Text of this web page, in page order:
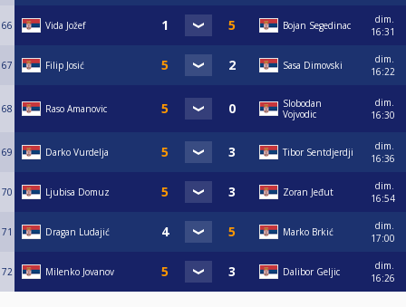
66 Vida Jožef Bojan Segedinac
dim.
16:31
67 Filip Josić Sasa Dimovski
dim.
16:22
68 Raso Amanovic
Slobodan
Vojvodic
dim.
16:30
69 Darko Vurdelja Tibor Sentdjerdji
dim.
16:36
70 Ljubisa Domuz Zoran Jeđut
dim.
16:54
71 Dragan Ludajić Marko Brkić
dim.
17:00
72 Milenko Jovanov Dalibor Geljic
dim.
16:26